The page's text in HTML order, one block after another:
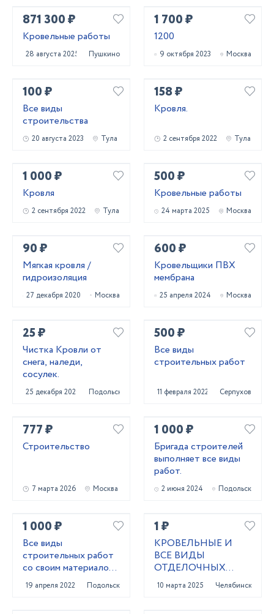
871 300 ₽
Кровельные работы
28 августа 2025 Пушкино
1 700 ₽
1200
9 октября 2023 Москва
100 ₽
Все виды
строительства
20 августа 2023 Тула
158 ₽
Кровля.
2 сентября 2022 Тула
1 000 ₽
Кровля
2 сентября 2022 Тула
500 ₽
Кровельные работы
24 марта 2025 Москва
90 ₽
Мягкая кровля /
гидроизоляция
27 декабря 2020 Москва
600 ₽
Кровельщики ПВХ
мембрана
25 апреля 2024 Москва
25 ₽
Чистка Кровли от
снега, наледи,
сосулек.
25 декабря 2020 Подольск
500 ₽
Все виды
строительных работ
11 февраля 2022 Серпухов
777 ₽
Строительство
7 марта 2026 Москва
1 000 ₽
Бригада строителей
выполняет все виды
работ.
2 июня 2024 Подольск
1 000 ₽
Все виды
строительных работ
со своим материалом
и с материалом
заказчика
19 апреля 2022 Подольск
1 ₽
КРОВЕЛЬНЫЕ И
ВСЕ ВИДЫ
ОТДЕЛОЧНЫХ
РАБОТ
10 марта 2025 Челябинск